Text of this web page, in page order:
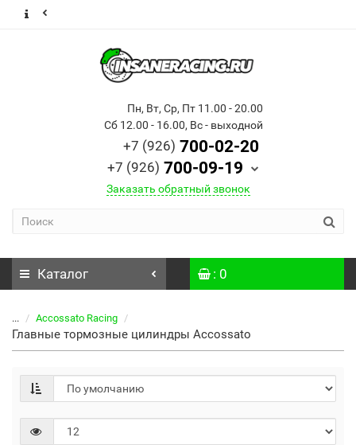
Пн, Вт, Ср, Пт 11.00 - 20.00
Сб 12.00 - 16.00, Вс - выходной
+7 (926) 700-02-20
+7 (926) 700-09-19
Заказать обратный звонок
Каталог : 0
... Accossato Racing
Главные тормозные цилиндры Accossato